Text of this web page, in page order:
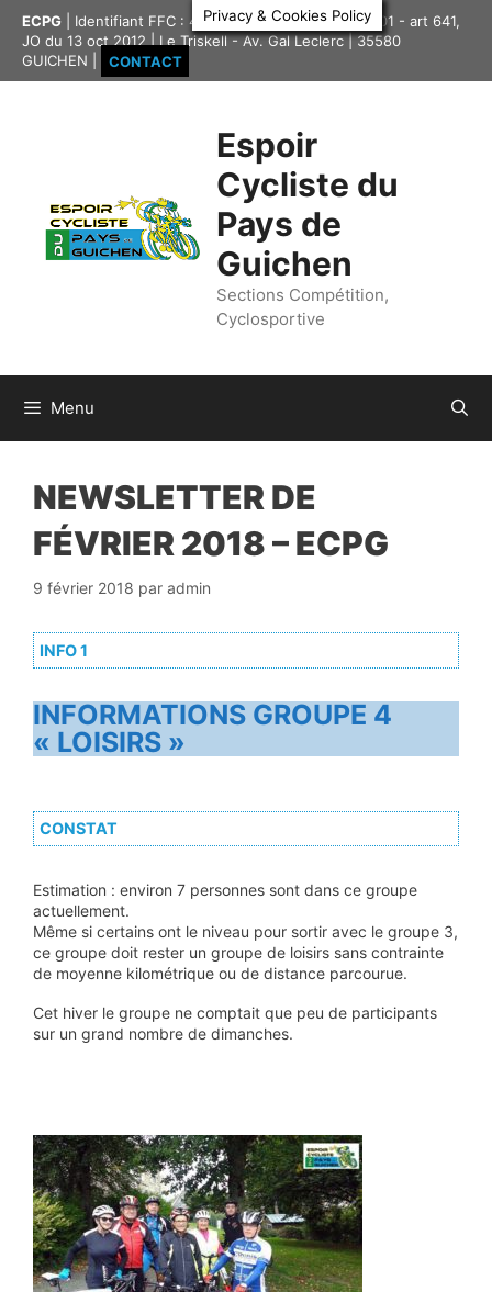
contenu
ECPG | Identifiant FFC : 4335417 | Association loi 1901 - art 641,
JO du 13 oct 2012 | Le Triskell - Av. Gal Leclerc | 35580
GUICHEN |
CONTACT
Espoir
Cycliste du
Pays de
Guichen
Sections Compétition,
Cyclosportive
Menu
NEWSLETTER DE
FÉVRIER 2018 – ECPG
9 février 2018 par admin
INFO 1
INFORMATIONS GROUPE 4
« LOISIRS »
CONSTAT
Estimation : environ 7 personnes sont dans ce groupe
actuellement.
Même si certains ont le niveau pour sortir avec le groupe 3,
ce groupe doit rester un groupe de loisirs sans contrainte
de moyenne kilométrique ou de distance parcourue.
Cet hiver le groupe ne comptait que peu de participants
sur un grand nombre de dimanches.
Privacy & Cookies Policy